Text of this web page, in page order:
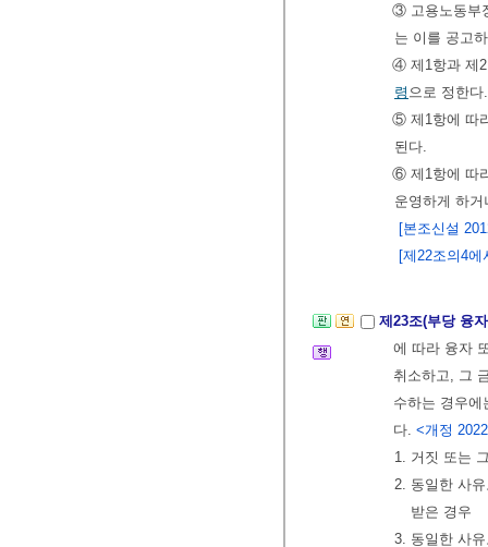
③ 고용노동부
는 이를 공고
④ 제1항과 제2
령 으로 정한다.
⑤ 제1항에 따
된다.
⑥ 제1항에 따
운영하게 하
[본조신설
[제22조의4
제23조(부당 융
에 따라 융자
취소하고, 그
수하는 경우
다. <개정
1. 거짓 또는
2. 동일한 사
받은 경우
3. 동일한 사